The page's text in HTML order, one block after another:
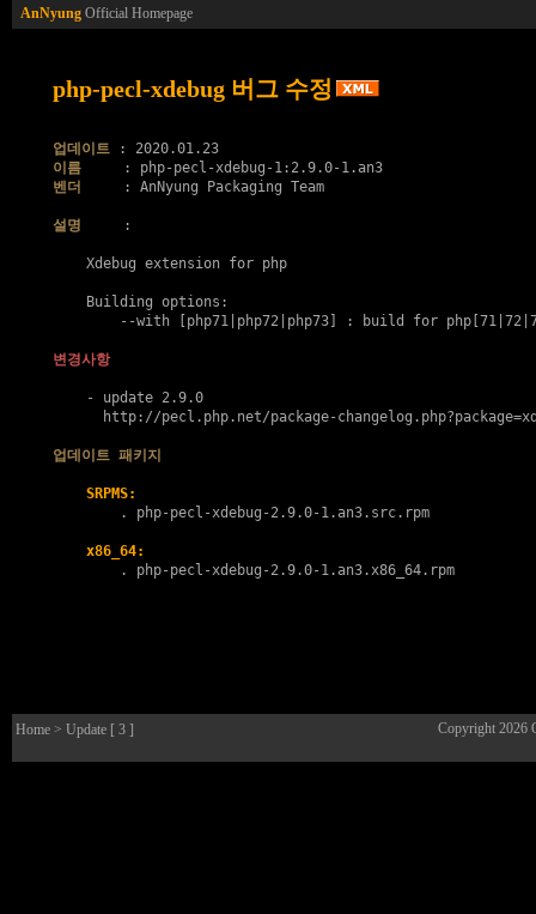
AnNyung Official Homepage
php-pecl-xdebug 버그 수정
업데이트
: 2020.01.23
이름
     : php-pecl-xdebug-1:2.9.0-1.an3
벤더
     : AnNyung Packaging Team
설명
     :
    Xdebug extension for php
    Building options:
--with [php71|php72|php73] : build for
변경사항
    - update 2.9.0
http://pecl.php.net/package-
업데이트 패키지
SRPMS:
        .
php-pecl-xdebug-2.9.0-1.an3.src.rpm
x86_64:
        .
php-pecl-xdebug-2.9.0-1.an3.x86_64.rpm
Home > Update [ 3 ] Copyright 2026